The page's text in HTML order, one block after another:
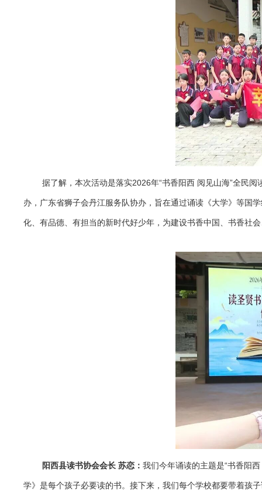
据了解，本次活动是落实2026年“书香阳西 阅见山海”全民
办，广东省狮子会丹江服务队协办，旨在通过诵读《大学》等国
化、有品德、有担当的新时代好少年，为建设书香中国、书香社
阳西县读书协会会长 苏恋： 我们今年诵读的主题是“书香阳
学》是每个孩子必要读的书。接下来，我们每个学校都要带着孩